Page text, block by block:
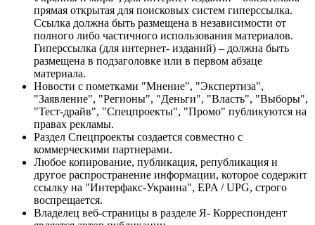
прямая открытая для поисковых систем гиперссылка.
Ссылка должна быть размещена в независимости от
полного либо частичного использования материалов.
Гиперссылка (для интернет- изданий) – должна быть
размещена в подзаголовке или в первом абзаце
материала.
Новости с пометками "Мнение", "Экспертиза",
"Заявление", "Регионы", "Деньги", "Власть", "Выборы",
"Тест-драйв", "Спецпроекты", "Промо" публикуются на
правах рекламы.
Раздел Спецпроекты создается совместно с
коммерческими партнерами.
Любое копирование, публикация, републикация и
другое распространение информации, которое содержит
ссылку на "Интерфакс-Украина", EPA / UPG, строго
воспрещается.
Владелец веб-страницы в разделе Я- Корреспондент